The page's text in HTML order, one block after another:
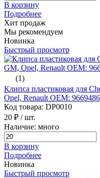
В корзину
Подробнее
Хит продаж
Мы рекомендуем
Новинка
Быстрый просмотр
(1)
Клипса пластиковая для
Opel, Renault ОЕМ:
Код товара: DP0010
20 ₽ / шт.
Наличие: много
В корзину
Подробнее
Новинка
Быстрый просмотр